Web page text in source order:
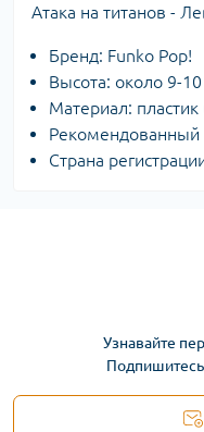
Атака на титанов -
Бренд: Funko Pop!
Высота: около 9-
Материал: пластик
Рекомендованный
Страна
Узнавайте